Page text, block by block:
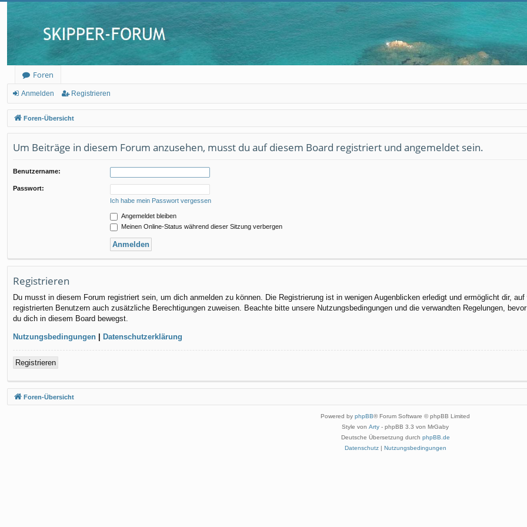
Foren
Anmelden Registrieren
Foren-Übersicht
Um Beiträge in diesem Forum anzusehen, musst du auf diesem Board registriert und angemeldet sein.
Benutzername:
Passwort:
Ich habe mein Passwort vergessen
Angemeldet bleiben
Meinen Online-Status während dieser Sitzung verbergen
Registrieren
Du musst in diesem Forum registriert sein, um dich anmelden zu können. Die Registrierung ist in wenigen Augenblicken erledigt und ermöglicht dir,
registrierten Benutzern auch zusätzliche Berechtigungen zuweisen. Beachte bitte unsere Nutzungsbedingungen und die verwandten Regelungen,
du dich in diesem Board bewegst.
Nutzungsbedingungen Datenschutzerklärung
Registrieren
Foren-Übersicht
Powered by phpBB® Forum Software © phpBB Limited
Style von Arty - phpBB 3.3 von MrGaby
Deutsche Übersetzung durch phpBB.de
Datenschutz| Nutzungsbedingungen